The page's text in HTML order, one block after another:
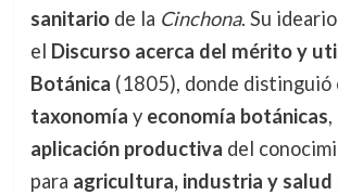
sanitariode la Cinchona. Su
el Discurso acerca del mérito y
Botánica (1805), donde distinguió
taxonomía y economía botánicas
aplicación productiva del
para agricultura, industria y salud